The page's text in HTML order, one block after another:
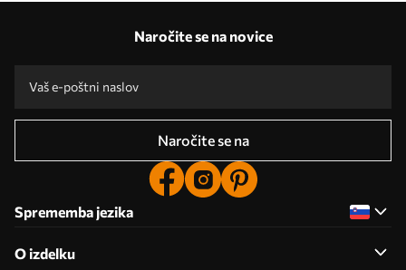
Naročite se na novice
Naročite se na
Sprememba jezika
O izdelku